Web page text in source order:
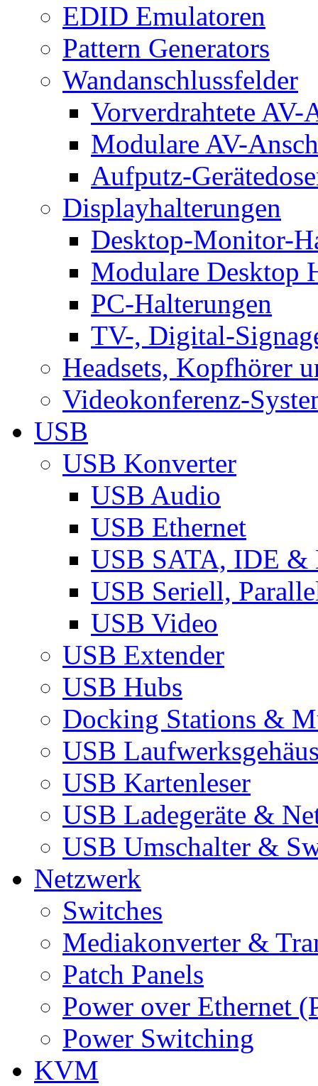
EDID Emulatoren
Pattern Generators
Wandanschlussfelder
Vorverdrahtete AV-
Modulare AV-
Aufputz-
Displayhalterungen
Desktop-Monitor-
Modulare Desktop
PC-Halterungen
TV-, Digital-
Headsets, Kopfhörer
Videokonferenz-
USB
USB Konverter
USB Audio
USB Ethernet
USB SATA, IDE &
USB Seriell,
USB Video
USB Extender
USB Hubs
Docking Stations &
USB
USB Kartenleser
USB Ladegeräte &
USB Umschalter &
Netzwerk
Switches
Mediakonverter &
Patch Panels
Power over Ethernet
Power Switching
KVM